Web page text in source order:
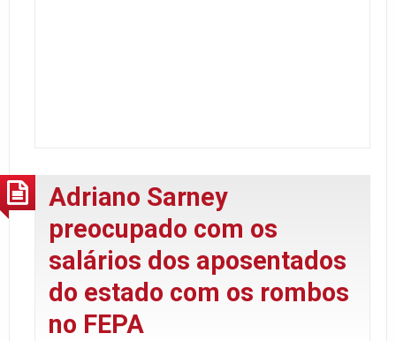
Adriano Sarney
preocupado com os
salários dos aposentados
do estado com os rombos
no FEPA